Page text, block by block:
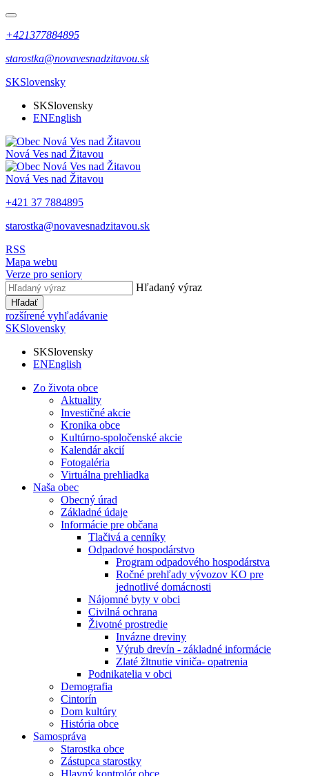
+421377884895
starostka@novavesnadzitavou.sk
SKSlovensky
SKSlovensky
ENEnglish
Nová Ves nad Žitavou
Nová Ves nad Žitavou
+421 37 7884895
starostka@novavesnadzitavou.sk
RSS
Mapa webu
Verze pro seniory
Hľadaný výraz
Hľadať
rozšírené vyhľadávanie
SKSlovensky
SKSlovensky
ENEnglish
Zo života obce
Aktuality
Investičné akcie
Kronika obce
Kultúrno-spoločenské akcie
Kalendár akcií
Fotogaléria
Virtuálna prehliadka
Naša obec
Obecný úrad
Základné údaje
Informácie pre občana
Tlačivá a cenníky
Odpadové hospodárstvo
Program odpadového hospodárstva
Ročné prehľady vývozov KO pre
jednotlivé domácnosti
Nájomné byty v obci
Civilná ochrana
Životné prostredie
Invázne dreviny
Výrub drevín - základné informácie
Zlaté žltnutie viniča- opatrenia
Podnikatelia v obci
Demografia
Cintorín
Dom kultúry
História obce
Samospráva
Starostka obce
Zástupca starostky
Hlavný kontrolór obce